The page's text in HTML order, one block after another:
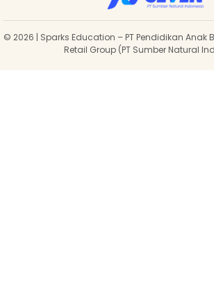
© 2026 | Sparks Education – PT Pendidikan Anak
Retail Group (PT Sumber Natural